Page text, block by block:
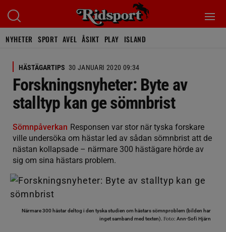
NYHETER SPORT AVEL ÅSIKT PLAY ISLAND
HÄSTÄGARTIPS 30 JANUARI 2020 09:34
Forskningsnyheter: Byte av
stalltyp kan ge sömnbrist
Sömnpåverkan Responsen var stor när tyska forskare
ville undersöka om hästar led av sådan sömnbrist att de
nästan kollapsade – närmare 300 hästägare hörde av
sig om sina hästars problem.
Närmare 300 hästar deltog i den tyska studien om hästars sömnproblem (bilden har
inget samband med texten). Foto: Ann-Sofi Hjärn